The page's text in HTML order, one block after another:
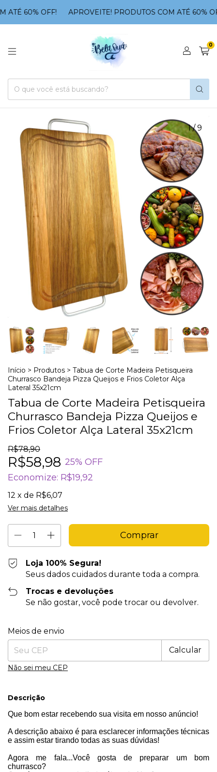
60% OFF! APROVEITE! PRODUTOS COM ATÉ 60%
0
1/9
Início > Produtos > Tabua de Corte Madeira Petisqueira
Churrasco Bandeja Pizza Queijos e Frios Coletor Alça
Lateral 35x21cm
Tabua de Corte Madeira Petisqueira
Churrasco Bandeja Pizza Queijos e
Frios Coletor Alça Lateral 35x21cm
R$78,90
R$58,98 25% OFF
Economize: R$19,92
12 x de R$6,07
Ver mais detalhes
Loja 100% Segura!
Seus dados cuidados durante toda a compra.
Trocas e devoluções
Se não gostar, você pode trocar ou devolver.
Entregas para o CEP:
Meios de envio
Calcular
Não sei meu CEP
Descrição
Que bom estar recebendo sua visita em nosso anúncio!
A descrição abaixo é para esclarecer informações técnicas
e assim estar tirando todas as suas dúvidas!
Agora me fala...Você gosta de preparar um bom
churrasco?